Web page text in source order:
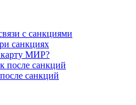
с санкциями
санкциях
карту МИР?
после санкций
санкций